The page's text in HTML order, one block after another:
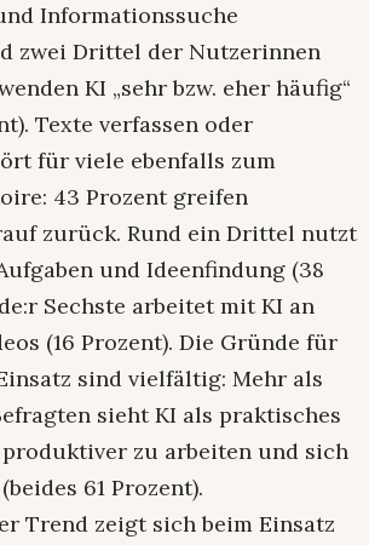
Informationssuche
zwei Drittel der Nutzerinnen
KI „sehr bzw. eher häufig“
Texte verfassen oder
für viele ebenfalls zum
43 Prozent greifen
zurück. Rund ein Drittel nutzt
und Ideenfindung (38
Sechste arbeitet mit KI an
(16 Prozent). Die Gründe für
sind vielfältig: Mehr als
sieht KI als praktisches
zu arbeiten und sich
61 Prozent).
Trend zeigt sich beim Einsatz